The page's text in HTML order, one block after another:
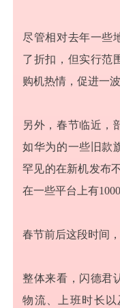
尽管相对去年一些
了折扣，但实行范
购机热情，促进一
另外，春节临近，
如华为的一些旧款
罕见的在新机发布
在一些平台上有
春节前后这段时间
整体来看，闪德君
物流、上班时长